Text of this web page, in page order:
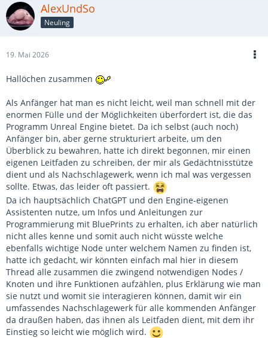
AlexUndSo
Neuling
19. Mai 2026
Hallöchen zusammen
Als Anfänger hat man es nicht leicht, weil man schnell mit der
enormen Fülle und der Möglichkeiten überfordert ist, die das
Programm Unreal Engine bietet. Da ich selbst (auch noch)
Anfänger bin, aber gerne strukturiert arbeite, um den
Überblick zu bewahren, hatte ich direkt begonnen, mir einen
eigenen Leitfaden zu schreiben, der mir als Gedächtnisstütze
dient und als Nachschlagewerk, wenn ich mal was vergessen
sollte. Etwas, das leider oft passiert.
Da ich hauptsächlich ChatGPT und den Engine-eigenen
Assistenten nutze, um Infos und Anleitungen zur
Programmierung mit BluePrints zu erhalten, ich aber natürlich
nicht alles kenne und somit auch nicht wüsste welche
ebenfalls wichtige Node unter welchem Namen zu finden ist,
hatte ich gedacht, wir könnten einfach mal hier in diesem
Thread alle zusammen die zwingend notwendigen Nodes /
Knoten und ihre Funktionen aufzählen, plus Erklärung wie man
sie nutzt und womit sie interagieren können, damit wir ein
umfassendes Nachschlagewerk für alle kommenden Anfänger
da draußen haben, das ihnen als Leitfaden dient, mit dem ihr
Einstieg so leicht wie möglich wird.